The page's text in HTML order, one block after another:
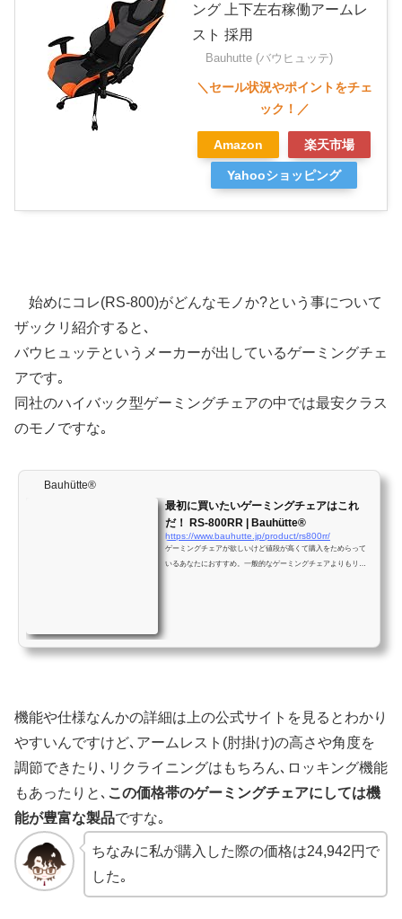
ング 上下左右稼働アームレ
スト 採用
Bauhutte (バウヒュッテ)
Amazon 楽天市場
Yahooショッピング
始めにコレ(RS-800)がどんなモノか?という事について
ザックリ紹介すると､
バウヒュッテというメーカーが出しているゲーミングチェ
アです｡
同社のハイバック型ゲーミングチェアの中では最安クラス
のモノですな｡
Bauhütte®
最初に買いたいゲーミングチェアはこれ
だ！ RS-800RR | Bauhütte®
https://www.bauhutte.jp/product/rs800rr/
ゲーミングチェアが欲しいけど値段が高くて購入をためらって
いるあなたにおすすめ。一般的なゲーミングチェアよりもリー
機能や仕様なんかの詳細は上の公式サイトを見るとわかり
やすいんですけど､ アームレスト(肘掛け)の高さや角度を
調節できたり ､リクライニングはもちろん､ロッキング機能
もあったりと､ この価格帯のゲーミングチェアにしては機
能が豊富な製品ですな｡
ちなみに私が購入した際の価格は24,942円で
した｡